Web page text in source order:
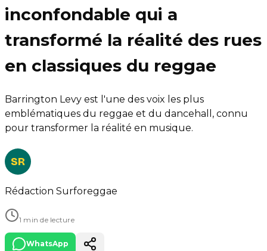
inconfondable qui a
transformé la réalité des rues
en classiques du reggae
Barrington Levy est l'une des voix les plus
emblématiques du reggae et du dancehall, connu
pour transformer la réalité en musique.
SR
Rédaction Surforeggae
1 min de lecture
WhatsApp